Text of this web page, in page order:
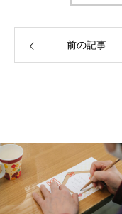
前の記事